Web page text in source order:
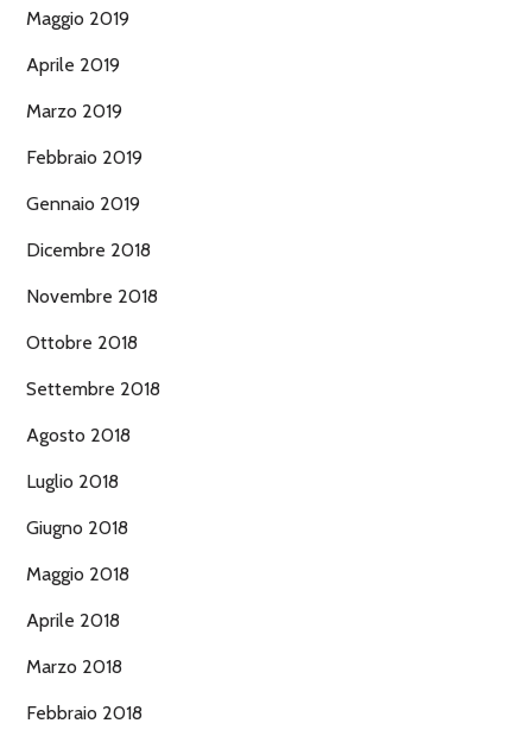
Maggio 2019
Aprile 2019
Marzo 2019
Febbraio 2019
Gennaio 2019
Dicembre 2018
Novembre 2018
Ottobre 2018
Settembre 2018
Agosto 2018
Luglio 2018
Giugno 2018
Maggio 2018
Aprile 2018
Marzo 2018
Febbraio 2018